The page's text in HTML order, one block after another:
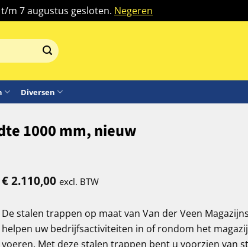
m 7 augustus gesloten. Negeren
Diversen
1000 mm, nieuw
€2.110,00 excl. BTW
De stalen trappen op maat van Van der Veen
helpen uw bedrijfsactiviteiten in of rondom het
voeren. Met deze stalen trappen bent u voorzien van